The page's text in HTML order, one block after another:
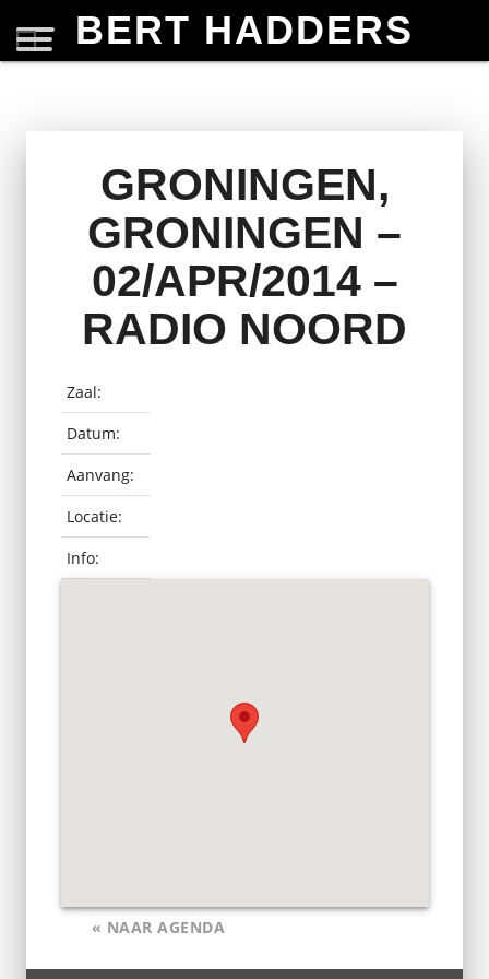
BERT HADDERS
GRONINGEN,
GRONINGEN –
02/APR/2014 –
RADIO NOORD
Zaal:
Datum:
Aanvang:
Locatie:
Info:
« NAAR AGENDA